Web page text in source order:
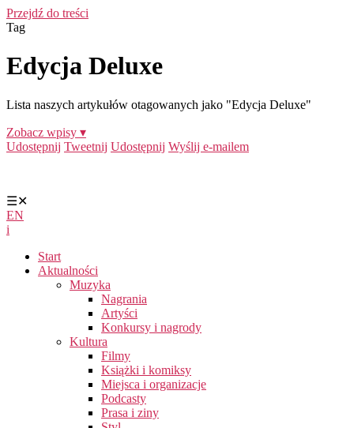
Przejdź do treści
Tag
Edycja Deluxe
Lista naszych artykułów otagowanych jako "Edycja Deluxe"
Zobacz wpisy ▾
Udostępnij Tweetnij Udostępnij Wyślij e-mailem
☰✕
EN
i
Start
Aktualności
Muzyka
Nagrania
Artyści
Konkursy i nagrody
Kultura
Filmy
Książki i komiksy
Miejsca i organizacje
Podcasty
Prasa i ziny